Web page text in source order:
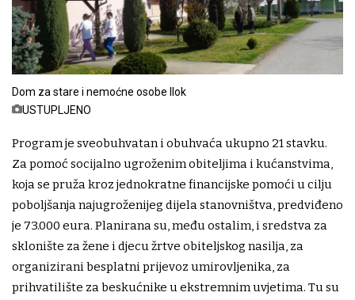
Dom za stare i nemoćne osobe Ilok
USTUPLJENO
Program je sveobuhvatan i obuhvaća ukupno 21 stavku.
Za pomoć socijalno ugroženim obiteljima i kućanstvima,
koja se pruža kroz jednokratne financijske pomoći u cilju
poboljšanja najugroženijeg dijela stanovništva, predviđeno
je 73.000 eura. Planirana su, među ostalim, i sredstva za
sklonište za žene i djecu žrtve obiteljskog nasilja, za
organizirani besplatni prijevoz umirovljenika, za
prihvatilište za beskućnike u ekstremnim uvjetima. Tu su